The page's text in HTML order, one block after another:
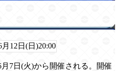
12日(日)20:00
7日(火)から開催される。開催